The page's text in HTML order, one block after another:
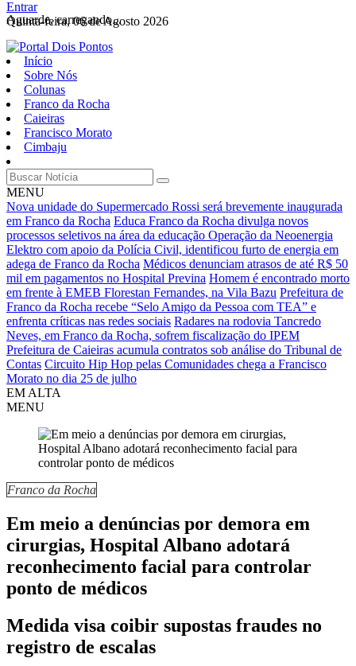
Aguarde, carregando...
Entrar
Quinta-feira, 06 de Agosto 2026
Início
Sobre Nós
Colunas
Franco da Rocha
Caieiras
Francisco Morato
Cimbaju
MENU
Nova unidade do Supermercado Rossi será brevemente inaugurada
em Franco da Rocha Educa Franco da Rocha divulga novos
processos seletivos na área da educação Operação da Neoenergia
Elektro com apoio da Polícia Civil, identificou furto de energia em
adega de Franco da Rocha Médicos denunciam atrasos de até R$ 50
mil em pagamentos no Hospital Previna Homem é encontrado morto
em frente à EMEB Florestan Fernandes, na Vila Bazu Prefeitura de
Franco da Rocha recebe “Selo Amigo da Pessoa com TEA” e
enfrenta críticas nas redes sociais Radares na rodovia Tancredo
Neves, em Franco da Rocha, sofrem fiscalização do IPEM
Prefeitura de Caieiras acumula contratos sob análise do Tribunal de
Contas Circuito Hip Hop pelas Comunidades chega a Francisco
Morato no dia 25 de julho
EM ALTA
MENU
Franco da Rocha
Em meio a denúncias por demora em
cirurgias, Hospital Albano adotará
reconhecimento facial para controlar
ponto de médicos
Medida visa coibir supostas fraudes no
registro de escalas